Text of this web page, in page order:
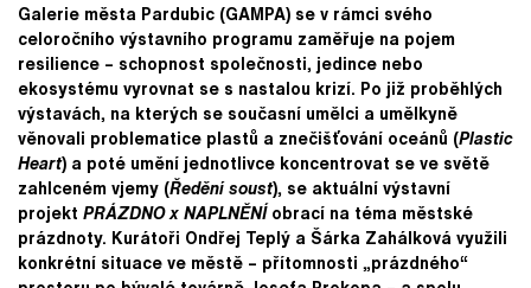
Galerie města Pardubic (GAMPA) se v rámci svého
celoročního výstavního programu zaměřuje na pojem
resilience – schopnost společnosti, jedince nebo
ekosystému vyrovnat se s nastalou krizí. Po již proběhlých
výstavách, na kterých se současní umělci a umělkyně
věnovali problematice plastů a znečišťování oceánů (Plastic
Heart) a poté umění jednotlivce koncentrovat se ve světě
zahlceném vjemy (Ředění soust), se aktuální výstavní
projekt PRÁZDNO x NAPLNĚNÍobrací na téma městské
prázdnoty. Kurátoři Ondřej Teplý a Šárka Zahálková využili
konkrétní situace ve městě – přítomnosti „prázdného“